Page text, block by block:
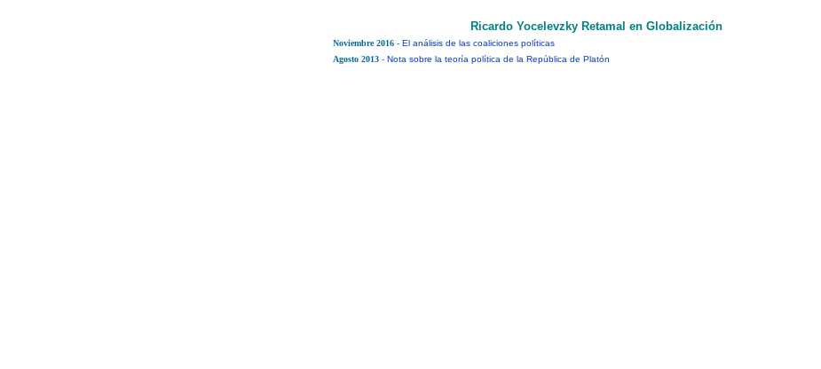
Ricardo Yocelevzky Retamal en Globalización
Noviembre 2016 - El análisis de las coaliciones políticas
Agosto 2013 - Nota sobre la teoría política de la República de Platón